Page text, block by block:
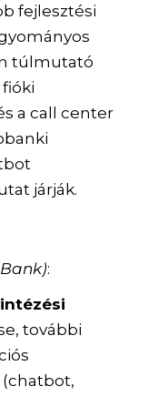
fejlesztési
túlmutató
a call center
járják.
:
további